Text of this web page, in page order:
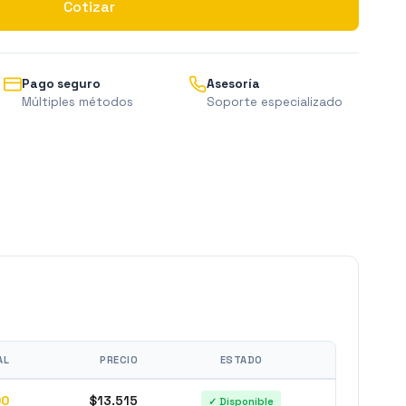
Cotizar
Pago seguro
Múltiples métodos
Asesoría
Soporte especializado
PRECIO ESTADO
$13.515 ✓ Disponible